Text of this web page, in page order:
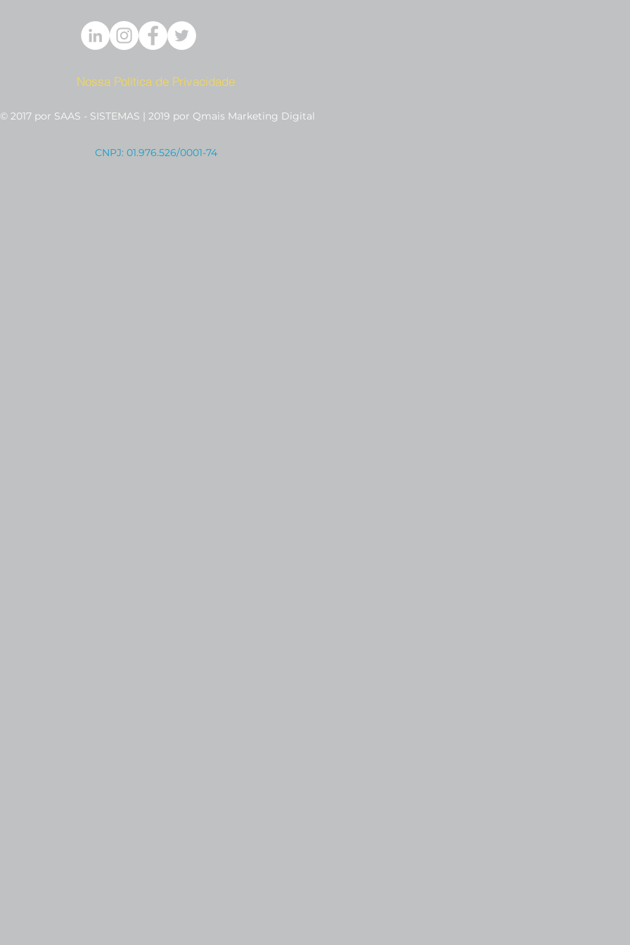
Nossa Política de Privacidade
© 2017 por SAAS - SISTEMAS | 2019 por Qmais Marketing Digital
CNPJ: 01.976.526/0001-74